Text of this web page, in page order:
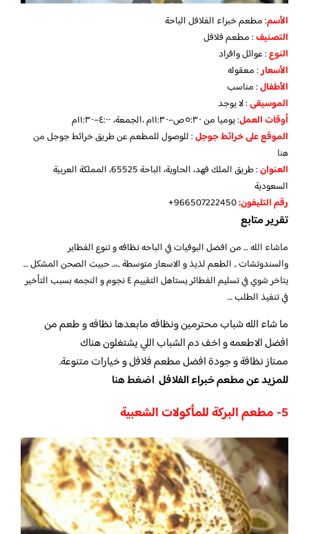
الأسم: مطعم خبراء الفلافل الباحة
التصنيف: مطعم فلافل
النوع: عوائل وافراد
الأسعار: معقوله
الأطفال: مناسب
الموسيقى: لا يوجد
أوقات العمل: يوميا من ٥:٣٠ص–١١:٣٠م ،الجمعة، ٤:٠٠–١١:٣٠م
الموقععلى خرائط جوجل: للوصول للمطعم عن طريق خرائط جوجلمن
هنا
العنوان
: طريق الملك فهد، الحاوية، الباحة 65525، المملكة العربية
السعودية
رقم التليفون:
تقرير متابع
ماشاء الله … من افضل البوفيات في الباحه نظافه و تنوع الفطاير
والسندوتشات .. الطعم لذيذ و الاسعار متوسطة ..،،. حبيت الصحن المشكل …
يتاخر شوي في تسليم الفطائر يستاهل التقييم ٤ نجوم و النجمه بسبب التأخير
في تنفيذ الطلب …
ما شاء الله شباب محترمين ونظافه مابعدها نظافه و طعم من
افضل الاطعمه و اخف دم الشباب اللي يشتغلون هناك
ممتاز نظافة و جودة افضل مطعم فلافل و خيارات متنوعة.
للمزيد عن مطعم خبراء الفلافل اضغط هنا
5- مطعم البركة للمأكولات الشعبية